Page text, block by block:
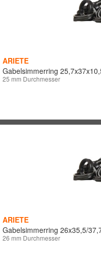
ARIETE
Gabelsimmerring
25 mm Durchmesser
ARIETE
Gabelsimmerring 26x35,5/
26 mm Durchmesser